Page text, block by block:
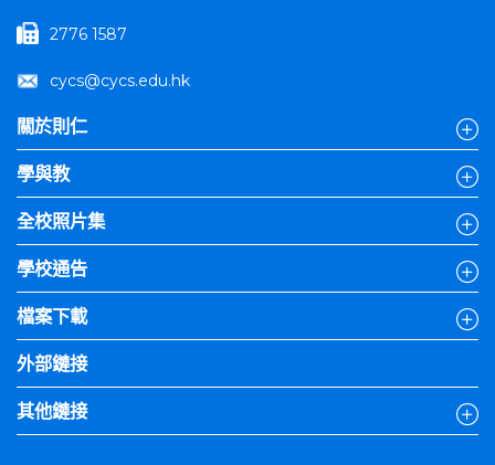
2776 1587
cycs@cycs.edu.hk
關於則仁
學與教
全校照片集
學校通告
檔案下載
外部鏈接
其他鏈接